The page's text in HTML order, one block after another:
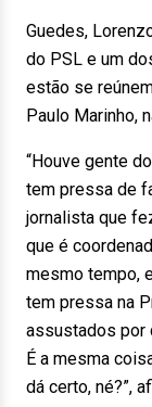
Guedes,
do PSL e um
estão se
Paulo Marinho,
“Houve gente
tem pressa de
jornalista que
que é
mesmo tempo,
tem pressa na
assustados por
É a mesma
dá certo, né?”,